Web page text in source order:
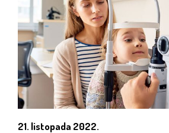
21. listopada 2022.